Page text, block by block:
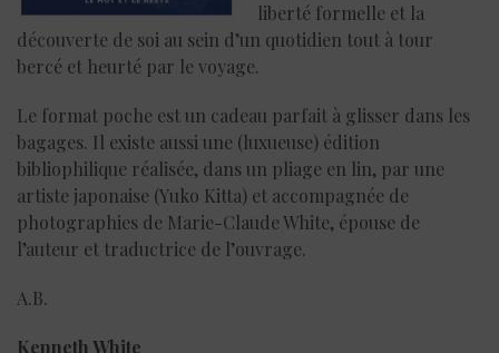
liberté formelle et la
découverte de soi au sein d’un quotidien tout à tour
bercé et heurté par le voyage.
Le format poche est un cadeau parfait à glisser dans les
bagages. Il existe aussi une (luxueuse) édition
bibliophilique réalisée, dans un pliage en lin, par une
artiste japonaise (Yuko Kitta) et accompagnée de
photographies de Marie-Claude White, épouse de
l’auteur et traductrice de l’ouvrage.
A.B.
Kenneth White